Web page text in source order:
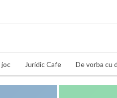
joc Juridic Cafe De vorba cu